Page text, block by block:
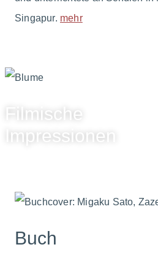
Singapur. mehr
Filmische
Impressionen
Buch